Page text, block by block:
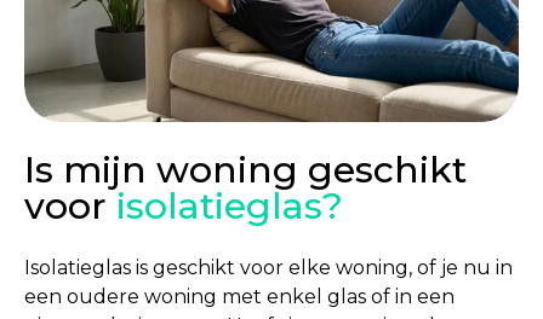
Is mijn woning geschikt
voor isolatieglas?
Isolatieglas is geschikt voor elke woning, of je nu in
een oudere woning met enkel glas of in een